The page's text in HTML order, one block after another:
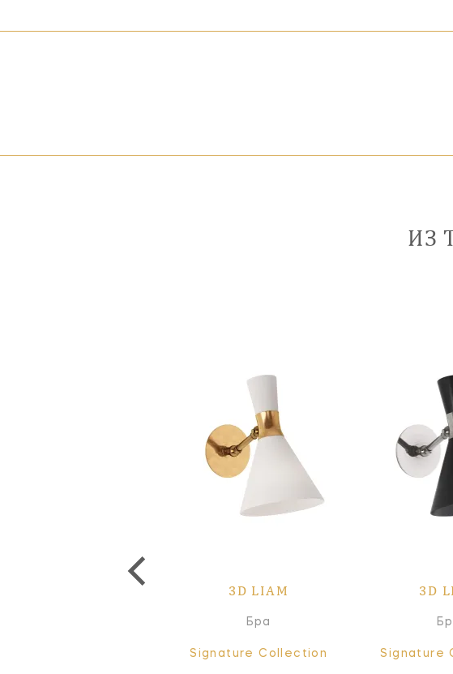
ИЗ
3D LIAM
Бра
Signature Collection
3D
Signature